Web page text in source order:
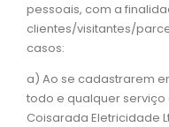
pessoais, com a
clientes/visitantes/
casos:
a) Ao se cadastrarem
todo e qualquer
Coisarada Eletricidade